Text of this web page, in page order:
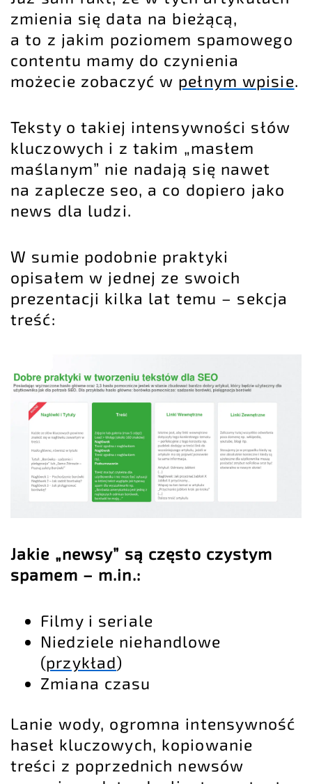
zmienia się data na bieżącą,
a to z jakim poziomem spamowego
contentu mamy do czynienia
możecie zobaczyć w pełnym wpisie.
Teksty o takiej intensywności słów
kluczowych i z takim „masłem
maślanym” nie nadają się nawet
na zaplecze seo, a co dopiero jako
news dla ludzi.
W sumie podobnie praktyki
opisałem w jednej ze swoich
prezentacji kilka lat temu – sekcja
treść:
Jakie „newsy” są często czystym
spamem – m.in.:
Filmy i seriale
Niedziele niehandlowe
(przykład)
Zmiana czasu
Lanie wody, ogromna intensywność
haseł kluczowych, kopiowanie
treści z poprzednich newsów